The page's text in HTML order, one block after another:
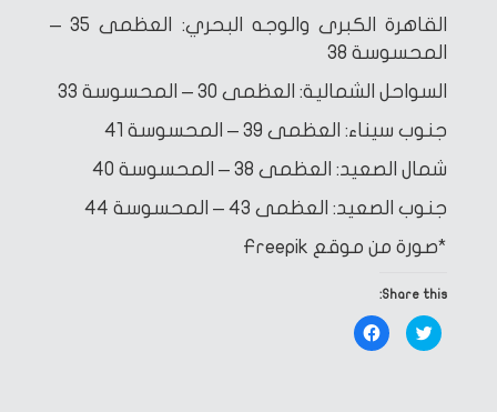
القاهرة الكبرى والوجه البحري: العظمى 35 –
المحسوسة 38
السواحل الشمالية: العظمى 30 – المحسوسة 33
جنوب سيناء: العظمى 39 – المحسوسة 41
شمال الصعيد: العظمى 38 – المحسوسة 40
جنوب الصعيد: العظمى 43 – المحسوسة 44
*صورة من موقع Freepik
Share this:
Click
to
share
Click
to